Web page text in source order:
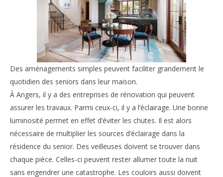
Des aménagements simples peuvent faciliter grandement le
quotidien des seniors dans leur maison.
À Angers, il y a des entreprises de rénovation qui peuvent
assurer les travaux. Parmi ceux-ci, il y a l’éclairage. Une bonne
luminosité permet en effet d’éviter les chutes. Il est alors
nécessaire de multiplier les sources d’éclairage dans la
résidence du senior. Des veilleuses doivent se trouver dans
chaque pièce. Celles-ci peuvent rester allumer toute la nuit
sans engendrer une catastrophe. Les couloirs aussi doivent